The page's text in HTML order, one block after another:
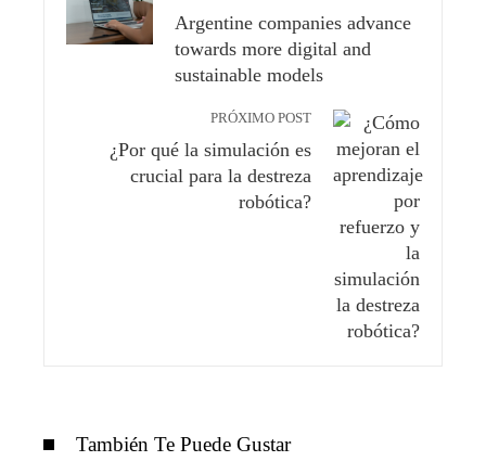
Argentine companies advance
towards more digital and
sustainable models
PRÓXIMO POST
¿Por qué la simulación es
crucial para la destreza
robótica?
También Te Puede Gustar